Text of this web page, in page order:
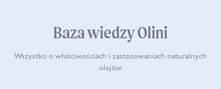
Baza wiedzy Olini
Wszystko o właściwościach i zastosowaniach naturalnych
olejów